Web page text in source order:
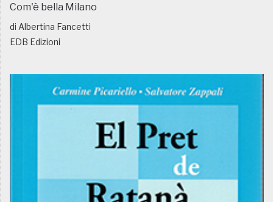
Com'è bella Milano
di Albertina Fancetti
EDB Edizioni